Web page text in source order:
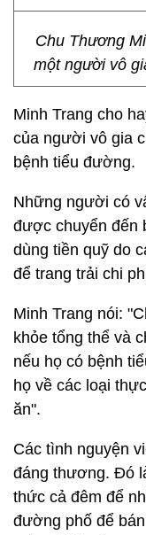
Chu Thương
một người vô
Minh Trang cho
của người vô gia
bệnh tiểu đường.
Những người có
được chuyển đến
dùng tiền quỹ do
để trang trải chi
Minh Trang nói:
khỏe tổng thể và
nếu họ có bệnh
họ về các loại
ăn".
Các tình nguyện
đáng thương. Đó
thức cả đêm để
đường phố để